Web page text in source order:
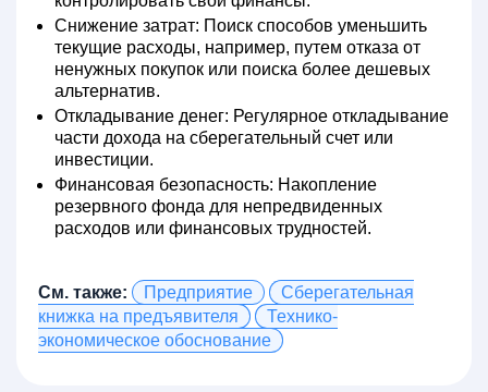
Снижение затрат: Поиск способов уменьшить
текущие расходы, например, путем отказа от
ненужных покупок или поиска более дешевых
альтернатив.
Откладывание денег: Регулярное откладывание
части дохода на сберегательный счет или
инвестиции.
Финансовая безопасность: Накопление
резервного фонда для непредвиденных
расходов или финансовых трудностей.
См. также: Предприятие
Сберегательная
книжка на предъявителя
Технико-
экономическое обоснование